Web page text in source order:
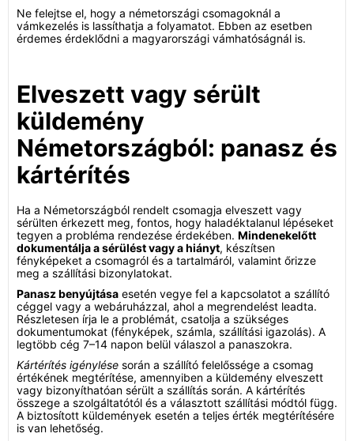
Ne felejtse el, hogy a németországi csomagoknál a
vámkezelés is lassíthatja a folyamatot. Ebben az esetben
érdemes érdeklődni a magyarországi vámhatóságnál is.
Elveszett vagy sérült
küldemény
Németországból: panasz és
kártérítés
Ha a Németországból rendelt csomagja elveszett vagy
sérülten érkezett meg, fontos, hogy haladéktalanul lépéseket
tegyen a probléma rendezése érdekében. Mindenekelőtt
dokumentálja a sérülést vagy a hiányt, készítsen
fényképeket a csomagról és a tartalmáról, valamint őrizze
meg a szállítási bizonylatokat.
Panasz benyújtása esetén vegye fel a kapcsolatot a szállító
céggel vagy a webáruházzal, ahol a megrendelést leadta.
Részletesen írja le a problémát, csatolja a szükséges
dokumentumokat (fényképek, számla, szállítási igazolás). A
legtöbb cég 7–14 napon belül válaszol a panaszokra.
Kártérítés igénylése során a szállító felelőssége a csomag
értékének megtérítése, amennyiben a küldemény elveszett
vagy bizonyíthatóan sérült a szállítás során. A kártérítés
összege a szolgáltatótól és a választott szállítási módtól függ.
A biztosított küldemények esetén a teljes érték megtérítésére
is van lehetőség.